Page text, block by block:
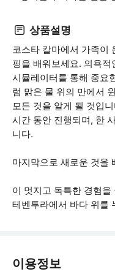
상품설명
코스타 칼마에서 가족이
핑을 배워보세요. 의욕
시뮬레이터를 통해 중요
럼 맑은 물 위의 만에서
모든 것을 알게 될 것입
시간 동안 진행되며, 한
니다.
마지막으로 새로운 것을
이 멋지고 독특한 경험
테벤투라에서 바다 위를
이용정보